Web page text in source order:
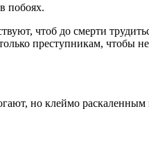
побоях.
чтоб до смерти
преступникам, чтобы
но клеймо раскаленным